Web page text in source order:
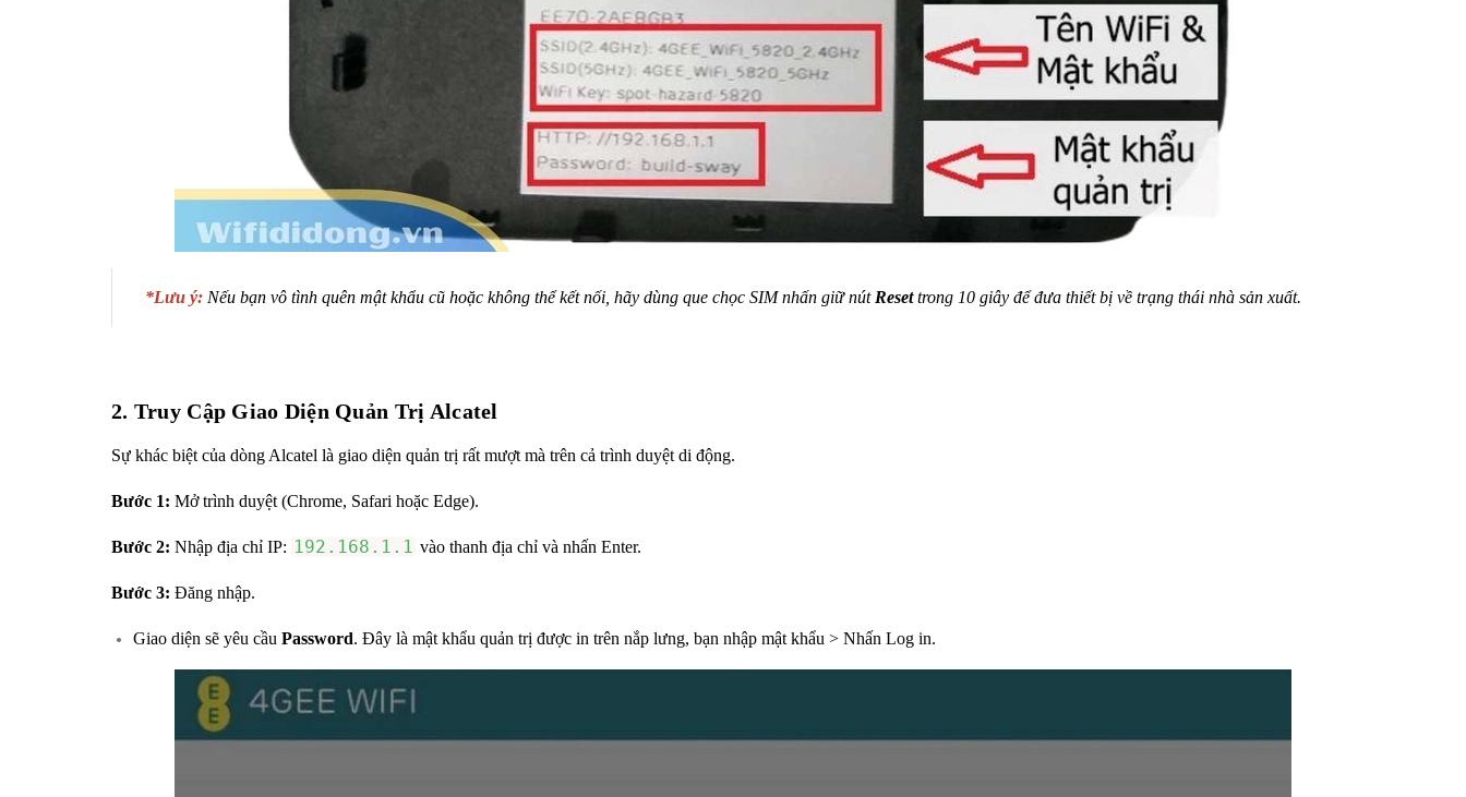
*Lưu ý: Nếu bạn vô tình quên mật khẩu cũ hoặc không thể kết nối, hãy dùng que chọc SIM nhấn giữ nút Resettrong 10 giây để đưa thiết bị về trạng thái nhà sản xuất.
2. Truy Cập Giao Diện Quản Trị Alcatel
Sự khác biệt của dòng Alcatel là giao diện quản trị rất mượt mà trên cả trình duyệt di động.
Bước 1: Mở trình duyệt (Chrome, Safari hoặc Edge).
Bước 2: Nhập địa chỉ IP: 192.168.1.1 vào thanh địa chỉ và nhấn Enter.
Bước 3: Đăng nhập.
Giao diện sẽ yêu cầu Password. Đây là mật khẩu quản trị được in trên nắp lưng, bạn nhập mật khẩu > Nhấn Log in.